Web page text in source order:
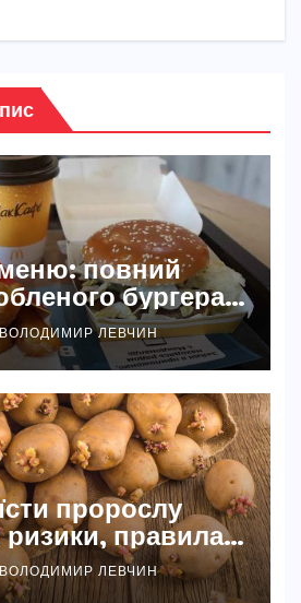
меню: повний
бургера
ЛЕВЧИН
пророслу
правила
способи
ВОЛОДИМИР ЛЕВЧИН